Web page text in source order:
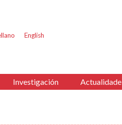
English
Investigación Actualidade